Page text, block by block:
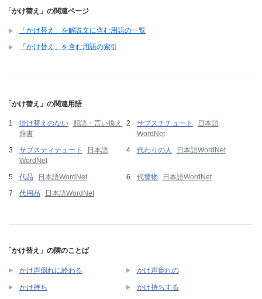
「かけ替え」の関連ページ
「かけ替え」を解説文に含む用語の一覧
「かけ替え」を含む用語の索引
「かけ替え」の関連用語
掛け替えのない 類語・言い換え
辞書
サブスチチュート
日本語
WordNet
サブスティテュート
日本語
WordNet
代わりの人 日本語WordNet
代品 日本語WordNet 代替物
日本語WordNet
代用品
日本語WordNet
「かけ替え」の隣のことば
かけ声倒れに終わる かけ声倒れの
かけ持ち かけ持ちする